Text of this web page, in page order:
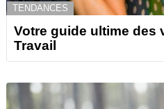
TENDANCES
Votre guide ultime des
Travail